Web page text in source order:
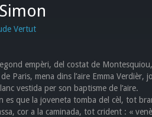
Vertut
empèri, del costat de Montesquiou,
Paris, mena dins l’aire Emma Verdièr,
vestida per son baptisme de l’aire.
es que la joveneta tomba del cèl, tot
cor a la caminada, tot crident : «